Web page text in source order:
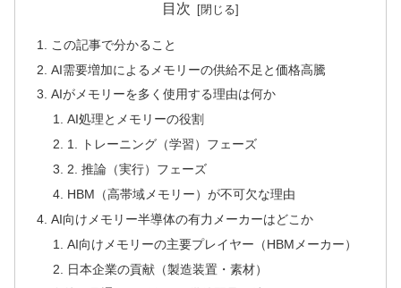
目次
この記事で分かること
AI需要増加によるメモリーの供給不足と価格高騰
AIがメモリーを多く使用する理由は何か
AI処理とメモリーの役割
1. トレーニング（学習）フェーズ
2. 推論（実行）フェーズ
HBM（高帯域メモリー）が不可欠な理由
AI向けメモリー半導体の有力メーカーはどこか
AI向けメモリーの主要プレイヤー（HBMメーカー）
日本企業の貢献（製造装置・素材）